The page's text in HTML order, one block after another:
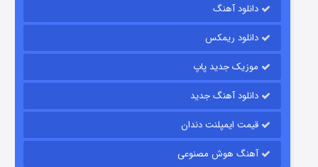
قسمت
دانلود آهنگ
دانلود ریمکس
موزیک جدید پاپ
دانلود آهنگ جدید
قیمت ایمپلنت دندان
آهنگ هوش مصنوعی